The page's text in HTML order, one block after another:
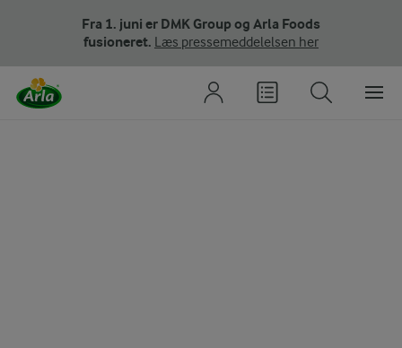
Fra 1. juni er DMK Group og Arla Foods
fusioneret. Læs pressemeddelelsen her